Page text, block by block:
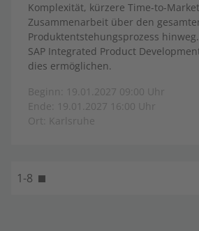
Komplexität, kürzere Time-to-
Zusammenarbeit über den
Produktentstehungsprozess
SAP Integrated Product
dies ermöglichen.
Beginn: 19.01.2027 09:00 Uhr
Ende: 19.01.2027 16:00 Uhr
Ort: Karlsruhe
1-8